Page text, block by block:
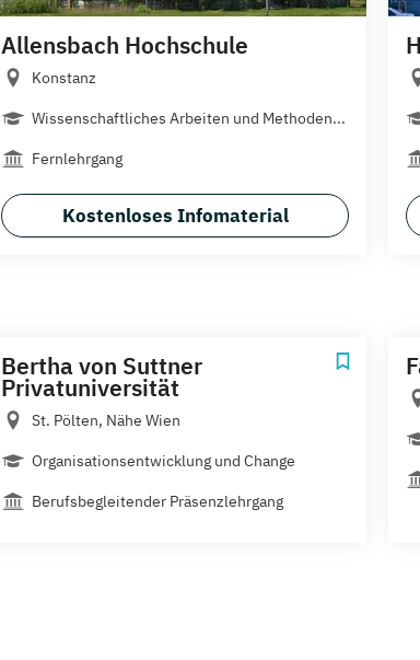
Allensbach Hochschule
Konstanz
Wissenschaftliches Arbeiten und Methoden...
Fernlehrgang
Kostenloses Infomaterial
Bertha von Suttner
Privatuniversität
St. Pölten, Nähe Wien
Organisationsentwicklung und Change
Berufsbegleitender Präsenzlehrgang